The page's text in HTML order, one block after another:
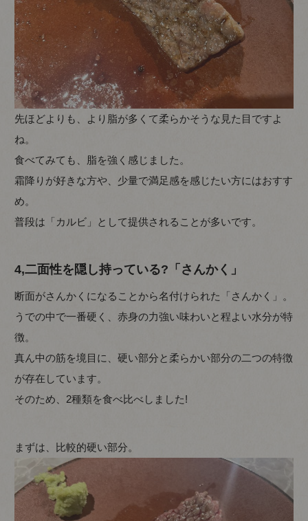
先ほどよりも、より脂が多くて柔らかそうな見た目ですよ
ね。
食べてみても、脂を強く感じました。
霜降りが好きな方や、少量で満足感を感じたい方にはおすす
め。
普段は「カルビ」として提供されることが多いです。
4,二面性を隠し持っている?「さんかく」
断面がさんかくになることから名付けられた「さんかく」。
うでの中で一番硬く、赤身の力強い味わいと程よい水分が特
徴。
真ん中の筋を境目に、硬い部分と柔らかい部分の二つの特徴
が存在しています。
そのため、2種類を食べ比べしました!
まずは、比較的硬い部分。